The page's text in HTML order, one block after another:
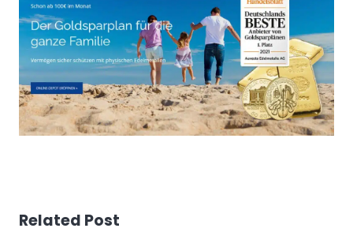
Related Post